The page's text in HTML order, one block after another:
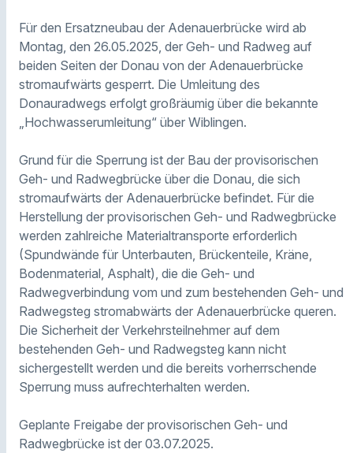
Für den Ersatzneubau der Adenauerbrücke wird ab
Montag, den 26.05.2025, der Geh- und Radweg auf
beiden Seiten der Donau von der Adenauerbrücke
stromaufwärts gesperrt. Die Umleitung des
Donauradwegs erfolgt großräumig über die bekannte
„Hochwasserumleitung“ über Wiblingen.
Grund für die Sperrung ist der Bau der provisorischen
Geh- und Radwegbrücke über die Donau, die sich
stromaufwärts der Adenauerbrücke befindet. Für die
Herstellung der provisorischen Geh- und Radwegbrücke
werden zahlreiche Materialtransporte erforderlich
(Spundwände für Unterbauten, Brückenteile, Kräne,
Bodenmaterial, Asphalt), die die Geh- und
Radwegverbindung vom und zum bestehenden Geh- und
Radwegsteg stromabwärts der Adenauerbrücke queren.
Die Sicherheit der Verkehrsteilnehmer auf dem
bestehenden Geh- und Radwegsteg kann nicht
sichergestellt werden und die bereits vorherrschende
Sperrung muss aufrechterhalten werden.
Geplante Freigabe der provisorischen Geh- und
Radwegbrücke ist der 03.07.2025.